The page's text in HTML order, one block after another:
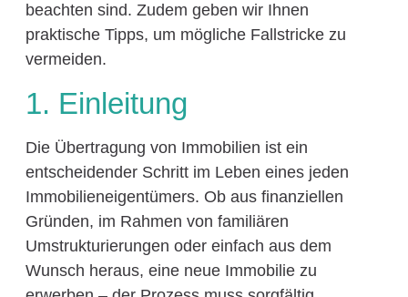
beachten sind. Zudem geben wir Ihnen
praktische Tipps, um mögliche Fallstricke zu
vermeiden.
1. Einleitung
Die Übertragung von Immobilien ist ein
entscheidender Schritt im Leben eines jeden
Immobilieneigentümers. Ob aus finanziellen
Gründen, im Rahmen von familiären
Umstrukturierungen oder einfach aus dem
Wunsch heraus, eine neue Immobilie zu